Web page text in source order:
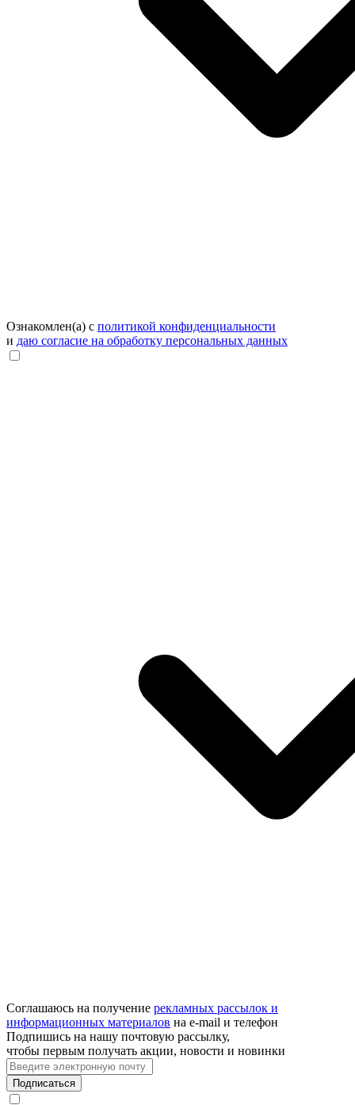
Ознакомлен(а) с политикой конфиденциальности
и даю согласие на обработку персональных данных
Соглашаюсь на получение рекламных рассылок и
информационных материалов на e‑mail и телефон
Подпишись на нашу почтовую рассылку,
чтобы первым получать акции, новости и новинки
Подписаться